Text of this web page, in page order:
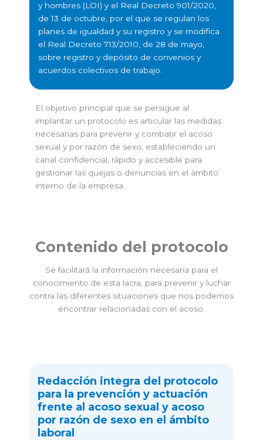
y hombres (LOI) y el Real Decreto 901/2020,
de 13 de octubre, por el que se regulan los
planes de igualdad y su registro y se modifica
el Real Decreto 713/2010, de 28 de mayo,
sobre registro y depósito de convenios y
acuerdos colectivos de trabajo.
El objetivo principal que se persigue al
implantar un protocolo es articular las medidas
necesarias para prevenir y combatir el acoso
sexual y por razón de sexo, estableciendo un
canal confidencial, rápido y accesible para
gestionar las quejas o denuncias en el ámbito
interno de la empresa.
Contenido del protocolo
Se facilitará la información necesaria para el
conocimiento de esta lacra, para prevenir y luchar
contra las diferentes situaciones que nos podemos
encontrar relacionadas con el acoso.
Redacción integra del protocolo
para la prevención y actuación
frente al acoso sexual y acoso
por razón de sexo en el ámbito
laboral